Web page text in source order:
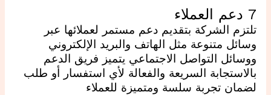
7 دعم العملاء
تلتزم الشركة بتقديم دعم مستمر لعملائها عبر
وسائل متنوعة مثل الهاتف والبريد الإلكتروني
ووسائل التواصل الاجتماعي يتميز فريق الدعم
بالاستجابة السريعة والفعالة لأي استفسار أو طلب
لضمان تجربة سلسة ومتميزة للعملاء